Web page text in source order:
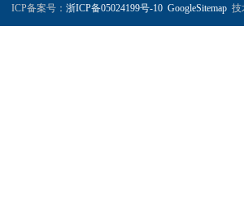
ICP备案号： 浙ICP备05024199号-10 GoogleSitemap 技